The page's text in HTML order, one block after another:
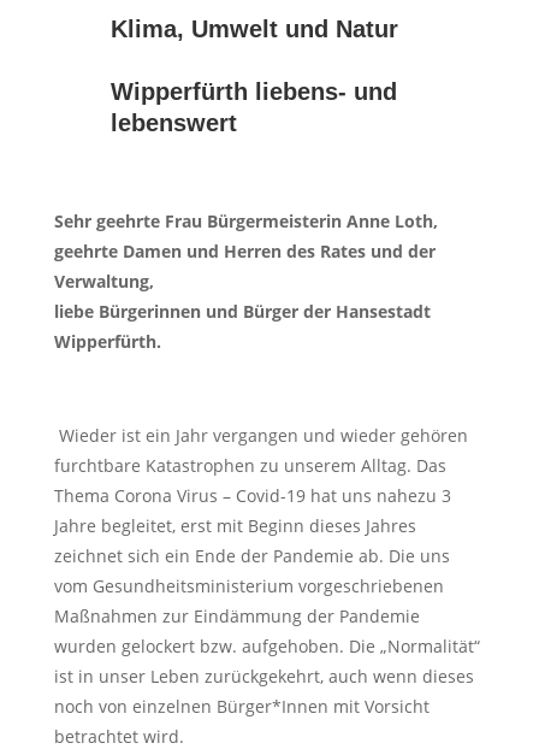
Klima, Umwelt und Natur
Wipperfürth liebens- und
lebenswert
Sehr geehrte Frau Bürgermeisterin Anne Loth,
geehrte Damen und Herren des Rates und der
Verwaltung,
liebe Bürgerinnen und Bürger der Hansestadt
Wipperfürth.
Wieder ist ein Jahr vergangen und wieder gehören
furchtbare Katastrophen zu unserem Alltag. Das
Thema Corona Virus – Covid-19 hat uns nahezu 3
Jahre begleitet, erst mit Beginn dieses Jahres
zeichnet sich ein Ende der Pandemie ab. Die uns
vom Gesundheitsministerium vorgeschriebenen
Maßnahmen zur Eindämmung der Pandemie
wurden gelockert bzw. aufgehoben. Die „Normalität“
ist in unser Leben zurückgekehrt, auch wenn dieses
noch von einzelnen Bürger*Innen mit Vorsicht
betrachtet wird.